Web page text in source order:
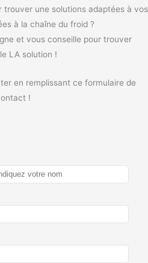
trouver une solutions adaptées à vos
à la chaîne du froid ?
et vous conseille pour trouver
LA solution !
en remplissant ce formulaire de
!